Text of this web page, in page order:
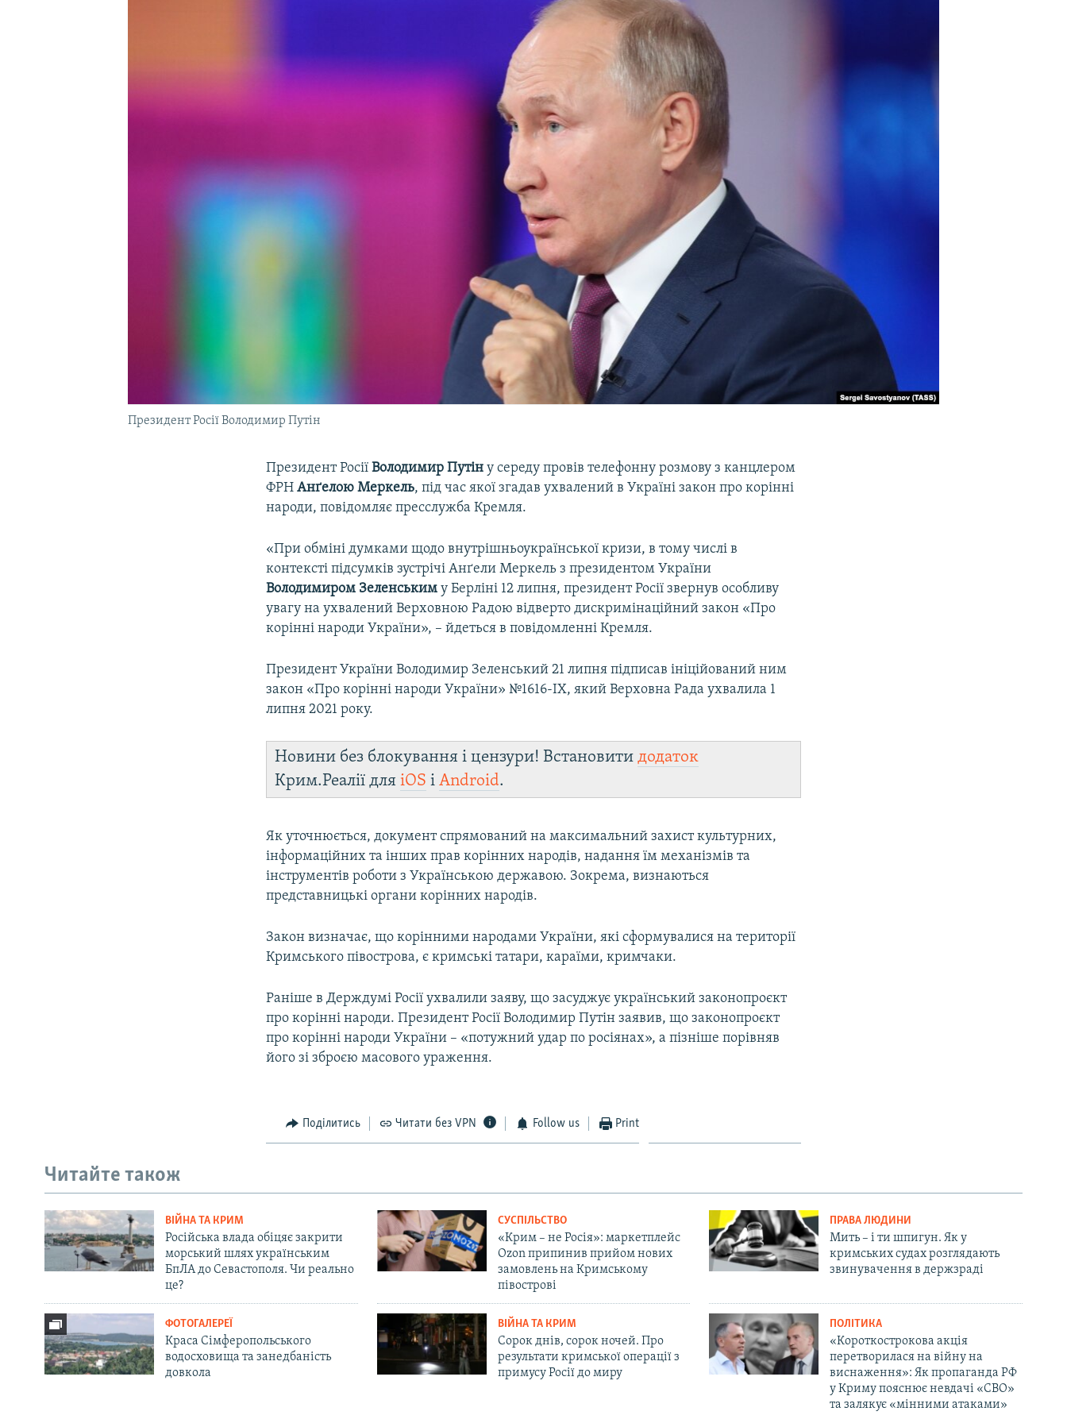
Президент Росії Володимир Путін
Президент РосіїВолодимир Путін у середу провів телефонну розмову з канцлером
ФРНАнґелою Меркель, під час якої згадав ухвалений в Україні закон про корінні
народи, повідомляє пресслужба Кремля.
«При обміні думками щодо внутрішньоукраїнської кризи, в тому числі в
контексті підсумків зустрічі Анґели Меркель з президентом України
Володимиром Зеленським у Берліні 12 липня, президент Росії звернув особливу
увагу на ухвалений Верховною Радою відверто дискримінаційний закон «Про
корінні народи України», – йдеться в повідомленні Кремля.
Президент України Володимир Зеленський 21 липня підписав ініційований ним
закон «Про корінні народи України» №1616-IX, який Верховна Рада ухвалила 1
липня 2021 року.
Новини без блокування і цензури! Встановитидодаток
Крим.Реалії дляiOS іAndroid.
Як уточнюється, документ спрямований на максимальний захист культурних,
інформаційних та інших прав корінних народів, надання їм механізмів та
інструментів роботи з Українською державою. Зокрема, визнаються
представницькі органи корінних народів.
Закон визначає, що корінними народами України, які сформувалися на території
Кримського півострова, є кримські татари, караїми, кримчаки.
Раніше в Держдумі Росії ухвалили заяву, що засуджує український законопроєкт
про корінні народи. Президент Росії Володимир Путін заявив, що законопроєкт
про корінні народи України – «потужний удар по росіянах», а пізніше порівняв
його зі зброєю масового ураження.
Поділитись Читати без VPN Follow us Print
Читайте також
ВІЙНА ТА КРИМ
Російська влада обіцяє закрити
морський шлях українським
БпЛА до Севастополя. Чи реально
це?
СУСПІЛЬСТВО
«Крим – не Росія»: маркетплейс
Ozon припинив прийом нових
замовлень на Кримському
півострові
ПРАВА ЛЮДИНИ
Мить – і ти шпигун. Як у
кримських судах розглядають
звинувачення в держзраді
ФОТОГАЛЕРЕЇ
Краса Сімферопольського
водосховища та занедбаність
довкола
ВІЙНА ТА КРИМ
Сорок днів, сорок ночей. Про
результати кримської операції з
примусу Росії до миру
ПОЛІТИКА
«Короткострокова акція
перетворилася на війну на
виснаження»: Як пропаганда РФ
у Криму пояснює невдачі «СВО»
та залякує «мінними атаками»